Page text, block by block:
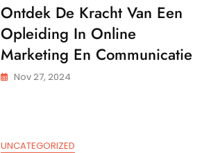
Ontdek De Kracht Van Een
Opleiding In Online
Marketing En Communicatie
Nov 27, 2024
UNCATEGORIZED